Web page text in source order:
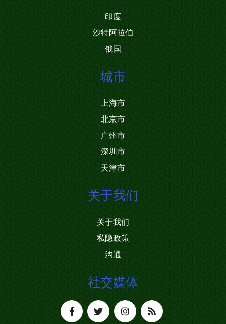
印度
沙特阿拉伯
俄国
城市
上海市
北京市
广州市
深圳市
天津市
关于我们
关于我们
私隐政策
沟通
社交媒体